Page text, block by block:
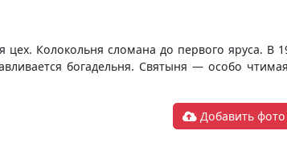
Колокольня сломана до первого яруса. В
богадельня. Святыня — особо
Добавить фото